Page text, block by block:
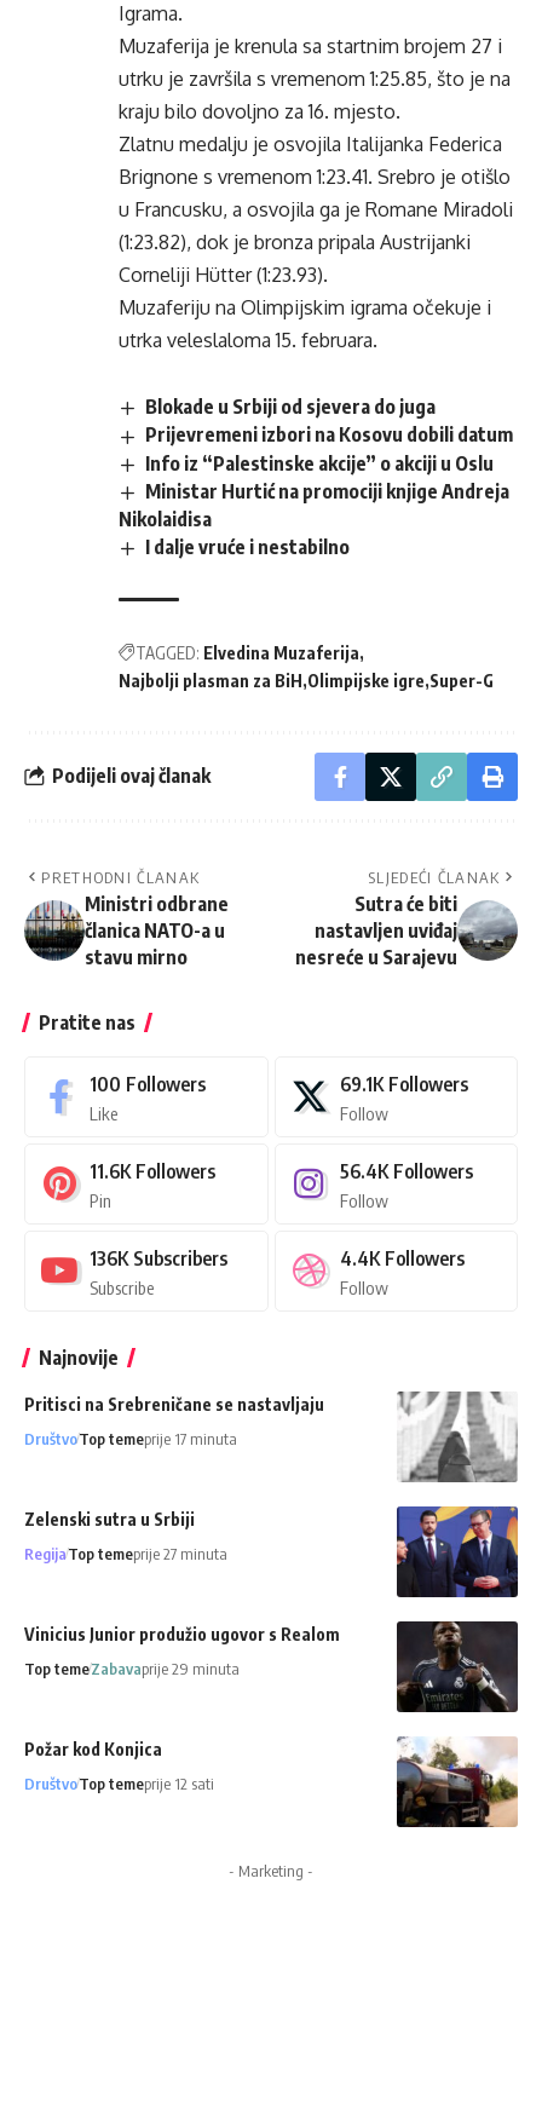
Igrama.
Muzaferija je krenula sa startnim brojem 27 i
utrku je završila s vremenom 1:25.85, što je na
kraju bilo dovoljno za 16. mjesto.
Zlatnu medalju je osvojila Italijanka Federica
Brignone s vremenom 1:23.41. Srebro je otišlo
u Francusku, a osvojila ga je Romane Miradoli
(1:23.82), dok je bronza pripala Austrijanki
Corneliji Hütter (1:23.93).
Muzaferiju na Olimpijskim igrama očekuje i
utrka veleslaloma 15. februara.
Blokade u Srbiji od sjevera do juga
Prijevremeni izbori na Kosovu dobili datum
Info iz “Palestinske akcije” o akciji u Oslu
Ministar Hurtić na promociji knjige Andreja
Nikolaidisa
I dalje vruće i nestabilno
TAGGED: Elvedina Muzaferija
Najbolji plasman za BiH Olimpijske igre Super-G
Podijeli ovaj članak
PRETHODNI ČLANAK
Ministri odbrane
članica NATO-a u
stavu mirno
SLJEDEĆI ČLANAK
Sutra će biti
nastavljen uviđaj
nesreće u Sarajevu
Pratite nas
100 Followers
Like
69.1K Followers
Follow
11.6K Followers
Pin
56.4K Followers
Follow
136K Subscribers
Subscribe
4.4K Followers
Follow
Najnovije
Pritisci na Srebreničane se nastavljaju
DruštvoTop temeprije 17 minuta
Zelenski sutra u Srbiji
RegijaTop temeprije 27 minuta
Vinicius Junior produžio ugovor s Realom
Top temeZabavaprije 29 minuta
Požar kod Konjica
DruštvoTop temeprije 12 sati
- Marketing -